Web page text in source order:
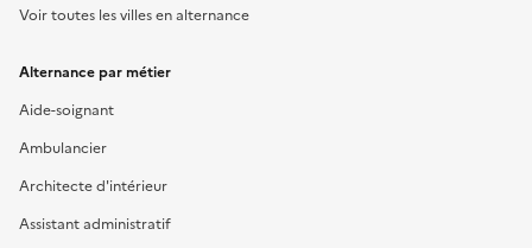
Voir toutes les villes en alternance
Alternance par métier
Aide-soignant
Ambulancier
Architecte d'intérieur
Assistant administratif